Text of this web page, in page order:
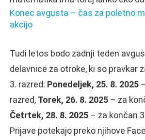
Konec avgusta – čas za poletno
akcijo
Tudi letos bodo zadnji teden
delavnice za otroke, ki so pravkar
3. razred: Ponedeljek, 25. 8. 2025
razred, Torek, 26. 8. 2025 – za
Četrtek, 28. 8. 2025 – za končan
Prijave potekajo preko njihove